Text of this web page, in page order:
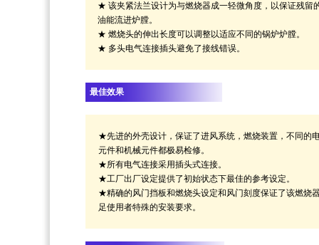
★ 该夹紧法兰设计为与燃烧器成一轻微角度，以保证残留
油能流进炉膛。
★ 燃烧头的伸出长度可以调整以适应不同的锅炉炉膛。
★ 多头电气连接插头避免了接线错误。
最佳效果
★先进的外壳设计，保证了进风系统，燃烧装置，不同的
元件和机械元件都极易检修。
★所有电气连接采用插头式连接。
★工厂出厂设定提供了初始状态下最佳的参考设定。
★精确的风门挡板和燃烧头设定和风门刻度保证了该燃烧
足使用者特殊的安装要求。